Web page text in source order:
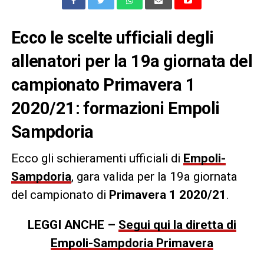
Ecco le scelte ufficiali degli
allenatori per la 19a giornata del
campionato Primavera 1
2020/21: formazioni Empoli
Sampdoria
Ecco gli schieramenti ufficiali di Empoli-
Sampdoria, gara valida per la 19a giornata
del campionato di Primavera 1 2020/21 .
LEGGI ANCHE – Segui qui la diretta di
Empoli-Sampdoria Primavera